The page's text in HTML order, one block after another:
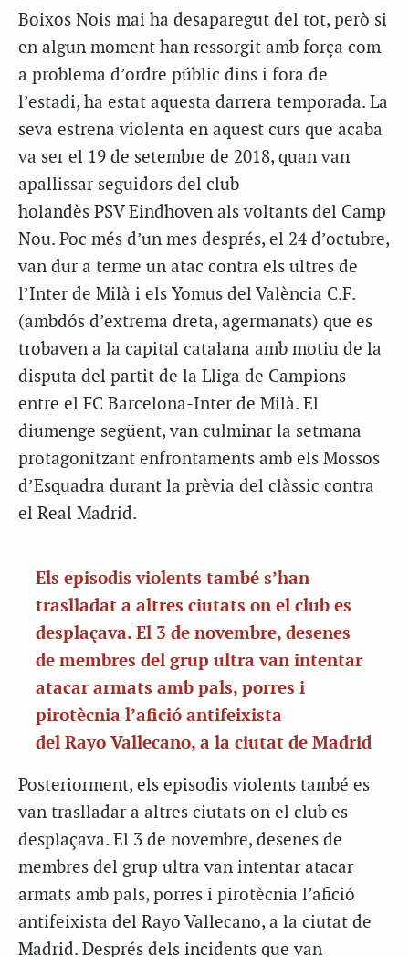
Boixos Nois mai ha desaparegut del tot, però si
en algun moment han ressorgit amb força com
a problema d’ordre públic dins i fora de
l’estadi, ha estat aquesta darrera temporada. La
seva estrena violenta en aquest curs que acaba
va ser el 19 de setembre de 2018, quan van
apallissar seguidors del club
holandès PSV Eindhoven als voltants del Camp
Nou. Poc més d’un mes després, el 24 d’octubre,
van dur a terme un atac contra els ultres de
l’Inter de Milà i els Yomus del València C.F.
(ambdós d’extrema dreta, agermanats) que es
trobaven a la capital catalana amb motiu de la
disputa del partit de la Lliga de Campions
entre el FC Barcelona-Inter de Milà. El
diumenge següent, van culminar la setmana
protagonitzant enfrontaments amb els Mossos
d’Esquadra durant la prèvia del clàssic contra
el Real Madrid.
Els episodis violents també s’han
traslladat a altres ciutats on el club es
desplaçava. El 3 de novembre, desenes
de membres del grup ultra van intentar
atacar armats amb pals, porres i
pirotècnia l’afició antifeixista
del Rayo Vallecano, a la ciutat de Madrid
Posteriorment, els episodis violents també es
van traslladar a altres ciutats on el club es
desplaçava. El 3 de novembre, desenes de
membres del grup ultra van intentar atacar
armats amb pals, porres i pirotècnia l’afició
antifeixista del Rayo Vallecano, a la ciutat de
Madrid. Després dels incidents que van